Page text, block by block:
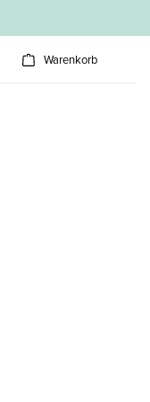
Warenkorb